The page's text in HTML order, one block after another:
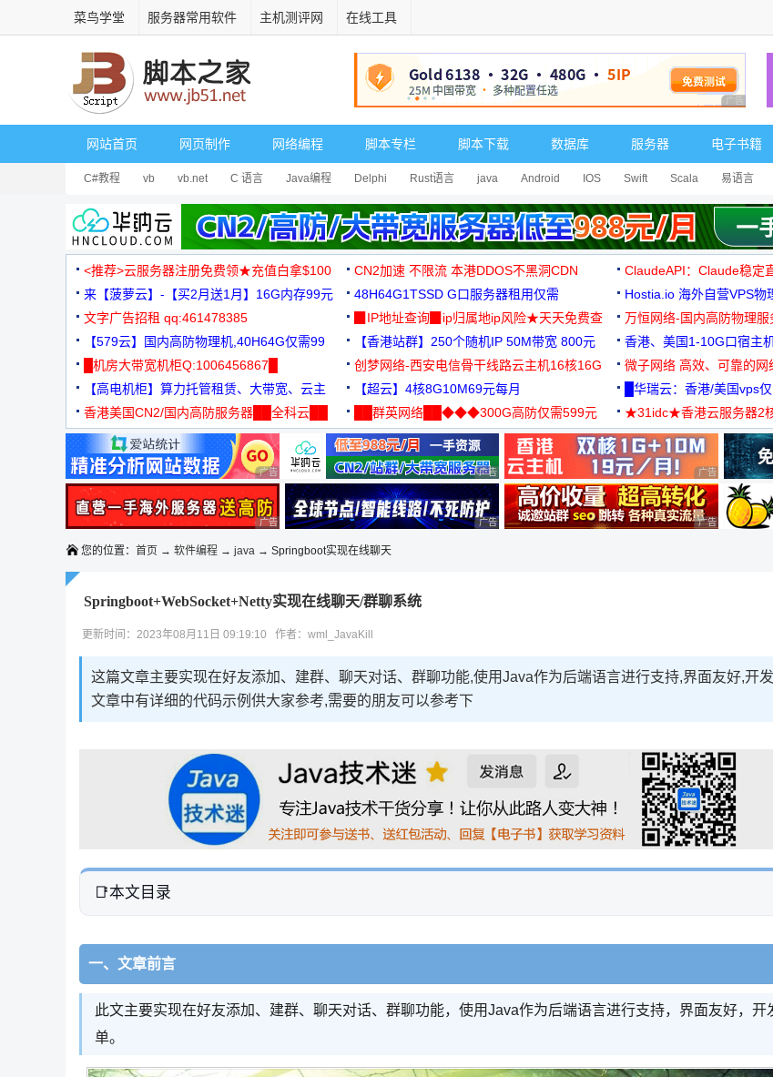
菜鸟学堂 服务器常用软件 主机测评网 在线工具
广告 商业
网站首页 网页制作 网络编程 脚本专栏 脚本下载 数据库 服务器 电子书籍
C#教程 vb vb.net C 语言 Java编程 Delphi Rust语言 java Android IOS Swift Scala 易语言
<推荐>云服务器注册免费领★充值白拿$100 CN2加速 不限流 本港DDOS不黑洞CDN ClaudeAPI：Claude稳定
来【菠萝云】-【买2月送1月】16G内存99元
48H64G1TSSD G口服务器租用仅需
3000+可免费测试
Hostia.io 海外自营VPS物
文字广告招租 qq:461478385
▉IP地址查询▉ip归属地ip风险★天天免费查
万恒网络-国内高防物理
99元/月起
【579云】国内高防物理机,40H64G仅需99
元
【香港站群】250个随机IP 50M带宽 800元 香港、美国1-10G口宿主
█机房大带宽机柜Q:1006456867█
创梦网络-西安电信骨干线路云主机16核16G
88元/月
微子网络 高效、可靠的网
【高电机柜】算力托管租赁、大带宽、云主
机
【超云】4核8G10M69元每月 █华瑞云：香港/美国vps
香港美国CN2/国内高防服务器██全科云██
██群英网络██◆◆◆300G高防仅需599元
◆◆◆
★31idc★香港云服务器2
用◆
广告 商业广告，理性选择 广告 商业广告，理性选择 广告 商业广告，
广告 商业广告，理性选择 广告 商业广告，理性选择 广告 商业广告，
您的位置： 首页 → 软件编程 → java → Springboot实现在线聊天
Springboot+WebSocket+Netty实现在线聊天/群聊系统
更新时间：2023年08月11日 09:19:10 作者：wml_JavaKill
这篇文章主要实现在好友添加、建群、聊天对话、群聊功能,使用Java作为后端语言进行支持,界面友好,开
文章中有详细的代码示例供大家参考,需要的朋友可以参考下
本文目录
一、文章前言
此文主要实现在好友添加、建群、聊天对话、群聊功能，使用Java作为后端语言进行支持，界面友好，开
单。